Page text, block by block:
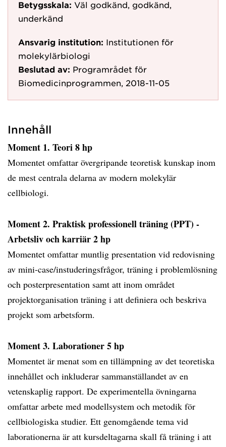
Betygsskala: Väl godkänd, godkänd,
underkänd
Ansvarig institution: Institutionen för
molekylärbiologi
Beslutad av: Programrådet för
Biomedicinprogrammen, 2018-11-05
Innehåll
Moment 1. Teori 8 hp
Momentet omfattar övergripande teoretisk kunskap inom
de mest centrala delarna av modern molekylär
cellbiologi.
Moment 2. Praktisk professionell träning (PPT) -
Arbetsliv och karriär 2 hp
Momentet omfattar muntlig presentation vid redovisning
av mini-case/instuderingsfrågor, träning i problemlösning
och posterpresentation samt att inom området
projektorganisation träning i att definiera och beskriva
projekt som arbetsform.
Moment 3. Laborationer 5 hp
Momentet är menat som en tillämpning av det teoretiska
innehållet och inkluderar sammanställandet av en
vetenskaplig rapport. De experimentella övningarna
omfattar arbete med modellsystem och metodik för
cellbiologiska studier. Ett genomgående tema vid
laborationerna är att kursdeltagarna skall få träning i att